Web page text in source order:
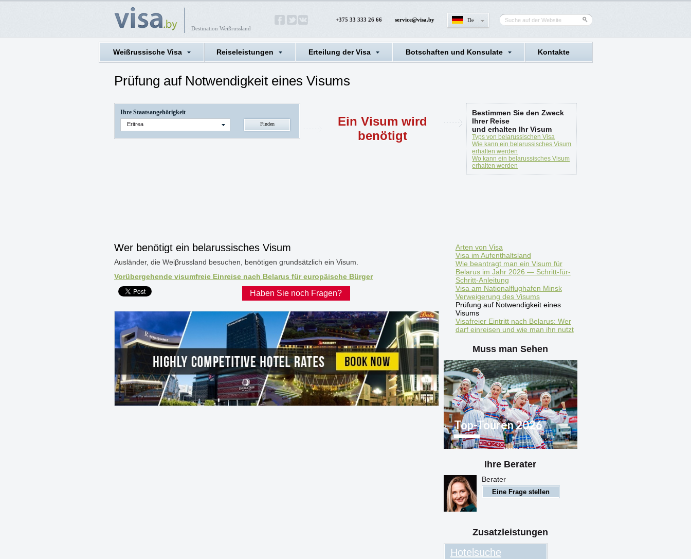
Destination Weißrussland
+375 33 333 26 66 service@visa.by De
Weißrussische Visa Reiseleistungen Erteilung der Visa Botschaften und Konsulate Kontakte
Prüfung auf Notwendigkeit eines Visums
Ihre Staatsangehörigkeit
Eritrea
Ein Visum wird
benötigt
Bestimmen Sie den Zweck
Ihrer Reise
und erhalten Ihr Visum
Typs von belarussischen Visa
Wie kann ein belarussisches Visum
erhalten werden
Wo kann ein belarussisches Visum
erhalten werden
Wer benötigt ein belarussisches Visum
Ausländer, die Weiβrussland besuchen, benötigen grundsätzlich ein Visum.
Vorübergehende visumfreie Einreise nach Belarus für europäische Bürger
Haben Sie noch Fragen?
Arten von Visa
Visa im Aufenthaltsland
Wie beantragt man ein Visum für
Belarus im Jahr 2026 — Schritt-für-
Schritt-Anleitung
Visa am Nationalflughafen Minsk
Verweigerung des Visums
Prüfung auf Notwendigkeit eines
Visums
Visafreier Eintritt nach Belarus: Wer
darf einreisen und wie man ihn nutzt
Muss man Sehen
Top-Touren 2026
Top-Touren 2026
WeißrusslandIhre Berater
Berater
Eine Frage stellen
Zusatzleistungen
Hotelsuche